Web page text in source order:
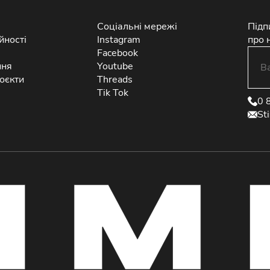
Соціальні мережі
Instagram
Facebook
Youtube
Threads
Tik Tok
про
0